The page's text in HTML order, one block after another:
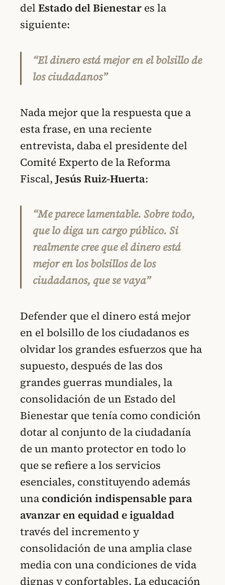
delEstado del Bienestar es la
siguiente:
“El dinero está mejor en el bolsillo de
los ciudadanos”
Nada mejor que la respuesta que a
esta frase, en una reciente
entrevista, daba el presidente del
Comité Experto de la Reforma
Fiscal, Jesús Ruiz-Huerta:
“Me parece lamentable. Sobre todo,
que lo diga un cargo público. Si
realmente cree que el dinero está
mejor en los bolsillos de los
ciudadanos, que se vaya”
Defender que el dinero está mejor
en el bolsillo de los ciudadanos es
olvidar los grandes esfuerzos que ha
supuesto, después de las dos
grandes guerras mundiales, la
consolidación de un Estado del
Bienestar que tenía como condición
dotar al conjunto de la ciudadanía
de un manto protector en todo lo
que se refiere a los servicios
esenciales, constituyendo además
una condición indispensable para
avanzar en equidad e igualdad
través del incremento y
consolidación de una amplia clase
media con una condiciones de vida
dignas y confortables. La educación